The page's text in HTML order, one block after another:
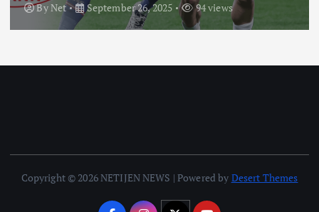
ByNet September 26, 2025 94 views
Copyright © 2026 NETIJEN NEWS | Powered by Desert Themes